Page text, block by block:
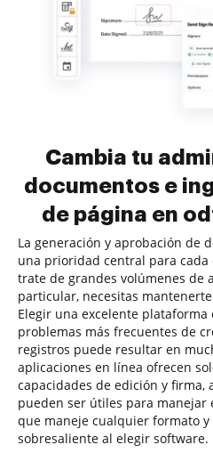
Cambia tu
documentos e
de página en
La generación y aprobación de
una prioridad central para cada
trate de grandes volúmenes de
particular, necesitas
Elegir una excelente
problemas más frecuentes de
registros puede resultar en
aplicaciones en línea ofrecen
capacidades de edición y firma,
pueden ser útiles para manejar
que maneje cualquier formato
sobresaliente al elegir software.